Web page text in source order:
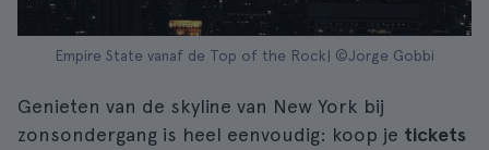
Empire State vanaf de Top of the Rock| ©Jorge Gobbi
Genieten van de skyline van New York bij
zonsondergang is heel eenvoudig: koop je tickets